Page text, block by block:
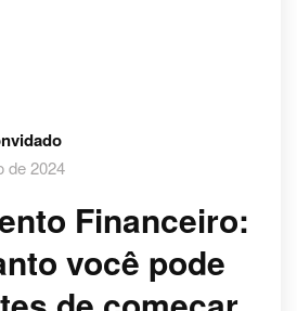
de 2024
Financeiro:
você pode